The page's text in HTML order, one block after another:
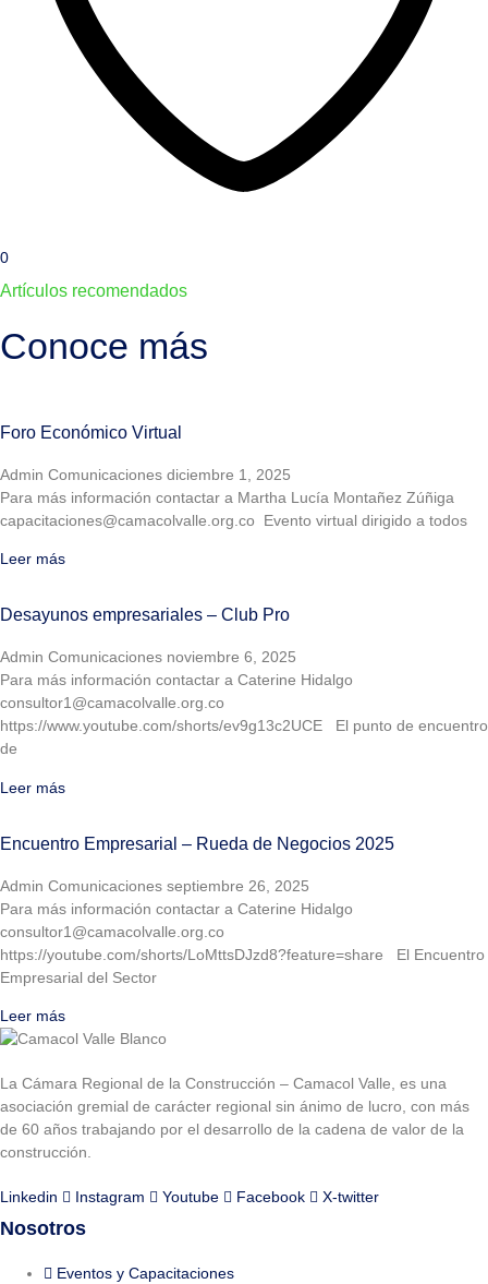
0
Artículos recomendados
Conoce más
Foro Económico Virtual
Admin Comunicaciones diciembre 1, 2025
Para más información contactar a Martha Lucía Montañez Zúñiga
capacitaciones@camacolvalle.org.co Evento virtual dirigido a todos
Leer más
Desayunos empresariales – Club Pro
Admin Comunicaciones noviembre 6, 2025
Para más información contactar a Caterine Hidalgo
consultor1@camacolvalle.org.co
https://www.youtube.com/shorts/ev9g13c2UCE El punto de encuentro
de
Leer más
Encuentro Empresarial – Rueda de Negocios 2025
Admin Comunicaciones septiembre 26, 2025
Para más información contactar a Caterine Hidalgo
consultor1@camacolvalle.org.co
https://youtube.com/shorts/LoMttsDJzd8?feature=share El Encuentro
Empresarial del Sector
Leer más
La Cámara Regional de la Construcción – Camacol Valle, es una
asociación gremial de carácter regional sin ánimo de lucro, con más
de 60 años trabajando por el desarrollo de la cadena de valor de la
construcción.
Linkedin Instagram Youtube Facebook X-twitter
Nosotros
Eventos y Capacitaciones